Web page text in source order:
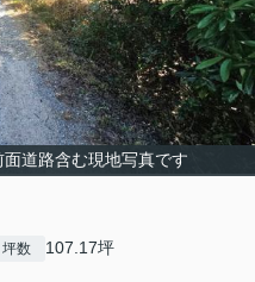
面道路含む現地写真です
坪数 107.17坪